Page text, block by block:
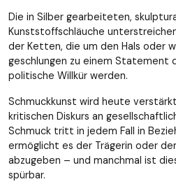
Die in Silber gearbeiteten,
Kunststoffschläuche
der Ketten, die um den Hals oder
geschlungen zu einem Statement
politische Willkür werden.
Schmuckkunst wird heute
kritischen Diskurs an
Schmuck tritt in jedem Fall in
ermöglicht es der Trägerin oder
abzugeben – und manchmal ist
spürbar.